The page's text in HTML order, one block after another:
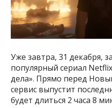
Уже завтра, 31 декабря,
популярный сериал
дела». Прямо перед
сервис выпустит
будет длиться 2 часа 8